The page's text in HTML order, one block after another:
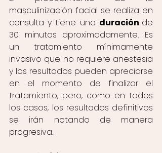
masculinización facial se realiza en
consulta y tiene una duración de
30 minutos aproximadamente. Es
un tratamiento mínimamente
invasivo que no requiere anestesia
y los resultados pueden apreciarse
en el momento de finalizar el
tratamiento, pero, como en todos
los casos, los resultados definitivos
se irán notando de manera
progresiva.